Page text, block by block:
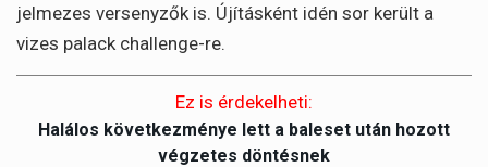
jelmezes versenyzők is. Újításként idén sor került a
vizes palack challenge-re.
Ez is érdekelheti:
Halálos következménye lett a baleset után hozott
végzetes döntésnek